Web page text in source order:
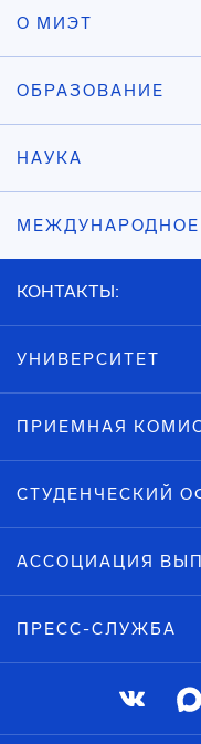
О МИЭТ
ОБРАЗОВАНИЕ
НАУКА
МЕЖДУНАРОДНОЕ
КОНТАКТЫ:
УНИВЕРСИТЕТ
ПРИЕМНАЯ
СТУДЕНЧЕСКИЙ
АССОЦИАЦИЯ
ПРЕСС-СЛУЖБА